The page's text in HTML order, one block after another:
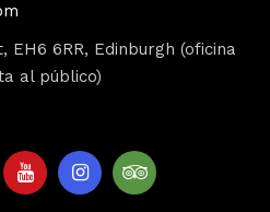
EH6 6RR, Edinburgh (oficina
al público)